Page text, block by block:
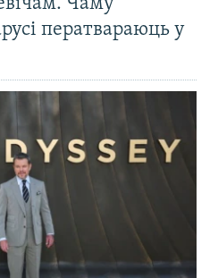
Чаму
ператвараюць у